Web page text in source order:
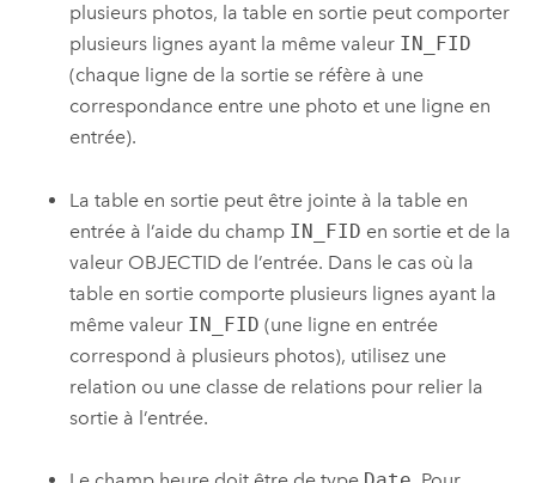
plusieurs photos, la table en sortie peut comporter
plusieurs lignes ayant la même valeur IN_FID
(chaque ligne de la sortie se réfère à une
correspondance entre une photo et une ligne en
entrée).
La table en sortie peut être jointe à la table en
entrée à l’aide du champ IN_FID en sortie et de la
valeur OBJECTID de l’entrée. Dans le cas où la
table en sortie comporte plusieurs lignes ayant la
même valeur IN_FID (une ligne en entrée
correspond à plusieurs photos), utilisez une
relation ou une classe de relations pour relier la
sortie à l’entrée.